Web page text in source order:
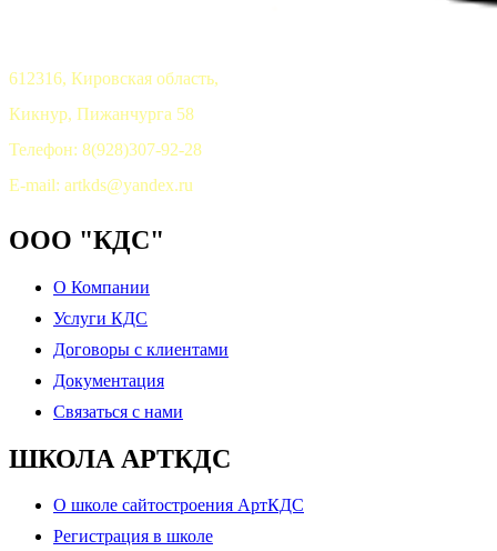
612316, Кировская область,
Кикнур, Пижанчурга 58
Телефон: 8(928)307-92-28
E-mail: artkds@yandex.ru
ООО "КДС"
О Компании
Услуги КДС
Договоры с клиентами
Документация
Связаться с нами
ШКОЛА АРТКДС
О школе сайтостроения АртКДС
Регистрация в школе